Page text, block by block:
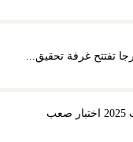
تفتتح غرفة تحقيق...
محسن البديوي: انتخابات نواب 2025 اختبار صعب